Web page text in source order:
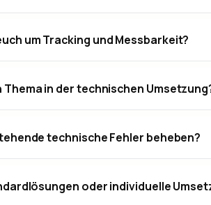
um Tracking und Messbarkeit?
Thema in der technischen
technische Fehler beheben?
oder individuelle